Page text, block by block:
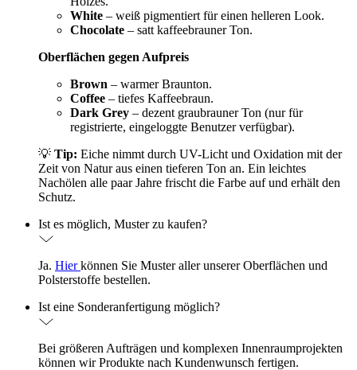
White – weiß pigmentiert für einen helleren Look.
Chocolate – satt kaffeebrauner Ton.
Oberflächen gegen Aufpreis
Brown – warmer Braunton.
Coffee – tiefes Kaffeebraun.
Dark Grey – dezent graubrauner Ton (nur für
registrierte, eingeloggte Benutzer verfügbar).
💡 Tip: Eiche nimmt durch UV-Licht und Oxidation mit der
Zeit von Natur aus einen tieferen Ton an. Ein leichtes
Nachölen alle paar Jahre frischt die Farbe auf und erhält den
Schutz.
Ist es möglich, Muster zu kaufen?
Ja. Hierkönnen Sie Muster aller unserer Oberflächen und
Polsterstoffe bestellen.
Ist eine Sonderanfertigung möglich?
Bei größeren Aufträgen und komplexen Innenraumprojekten
können wir Produkte nach Kundenwunsch fertigen.